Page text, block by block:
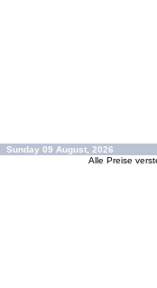
Sunday 09 August, 2026
Alle Preise